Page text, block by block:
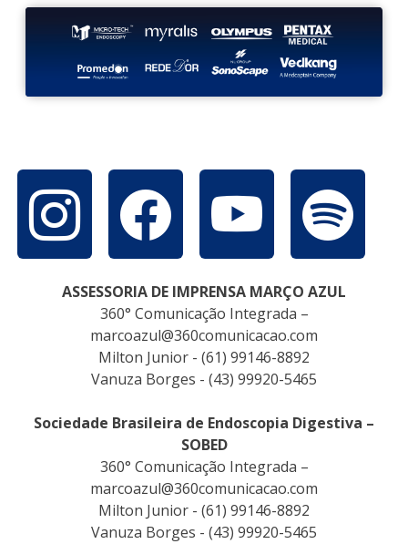
ASSESSORIA DE IMPRENSA MARÇO AZUL
360° Comunicação Integrada –
marcoazul@360comunicacao.com
Milton Junior - (61) 99146-8892
Vanuza Borges - (43) 99920-5465
Sociedade Brasileira de Endoscopia Digestiva –
SOBED
360° Comunicação Integrada –
marcoazul@360comunicacao.com
Milton Junior - (61) 99146-8892
Vanuza Borges - (43) 99920-5465